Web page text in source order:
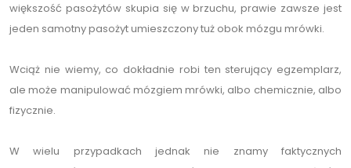
większość pasożytów skupia się w brzuchu, prawie zawsze jest
jeden samotny pasożyt umieszczony tuż obok mózgu mrówki.
Wciąż nie wiemy, co dokładnie robi ten sterujący egzemplarz,
ale może manipulować mózgiem mrówki, albo chemicznie, albo
fizycznie.
W wielu przypadkach jednak nie znamy faktycznych